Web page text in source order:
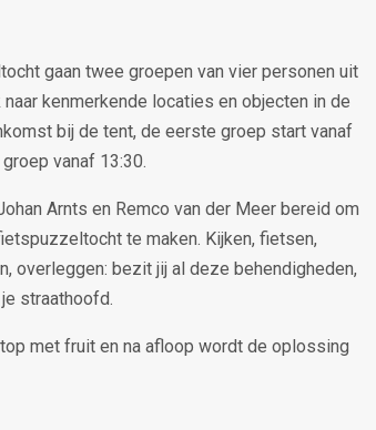
gaan twee groepen van vier personen uit
kenmerkende locaties en objecten in de
bij de tent, de eerste groep start vanaf
vanaf 13:30.
Arnts en Remco van der Meer bereid om
te maken. Kijken, fietsen,
overleggen: bezit jij al deze behendigheden,
straathoofd.
met fruit en na afloop wordt de oplossing